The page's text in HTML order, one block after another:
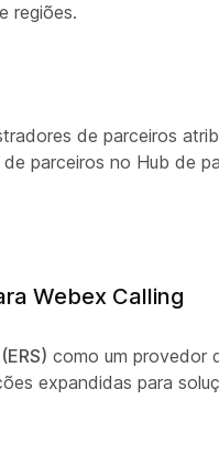
regiões.
de parceiros
parceiros no Hub de
Webex Calling
como um provedor
expandidas para